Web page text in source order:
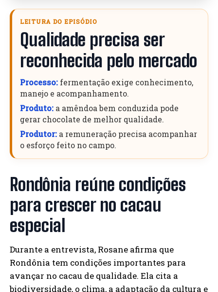
LEITURA DO EPISÓDIO
Qualidade precisa ser
reconhecida pelo mercado
Processo: fermentação exige conhecimento,
manejo e acompanhamento.
Produto: a amêndoa bem conduzida pode
gerar chocolate de melhor qualidade.
Produtor: a remuneração precisa acompanhar
o esforço feito no campo.
Rondônia reúne condições
para crescer no cacau
especial
Durante a entrevista, Rosane afirma que
Rondônia tem condições importantes para
avançar no cacau de qualidade. Ela cita a
biodiversidade, o clima, a adaptação da cultura e